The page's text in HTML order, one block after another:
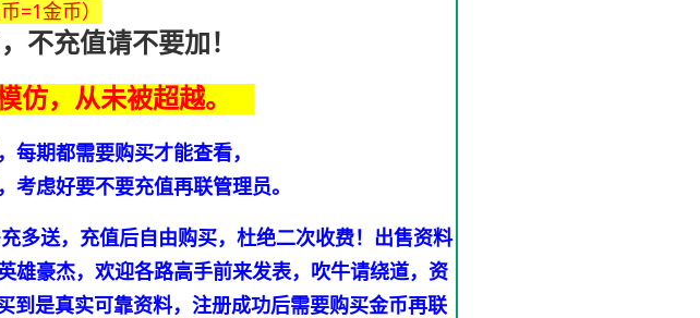
=1金币）
不充值请不要加！
仿，从未被超越。
每期都需要购买才能查看，
考虑好要不要充值再联管理员。
多送，充值后自由购买，杜绝二次收费！出售资料
雄豪杰，欢迎各路高手前来发表，吹牛请绕道，资
到是真实可靠资料，注册成功后需要购买金币再联